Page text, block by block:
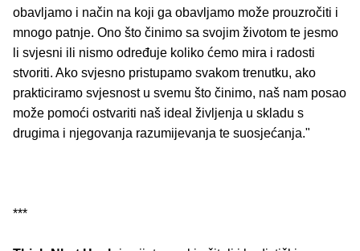
obavljamo i način na koji ga obavljamo može prouzročiti i
mnogo patnje. Ono što činimo sa svojim životom te jesmo
li svjesni ili nismo određuje koliko ćemo mira i radosti
stvoriti. Ako svjesno pristupamo svakom trenutku, ako
prakticiramo svjesnost u svemu što činimo, naš nam posao
može pomoći ostvariti naš ideal življenja u skladu s
drugima i njegovanja razumijevanja te suosjećanja."
***